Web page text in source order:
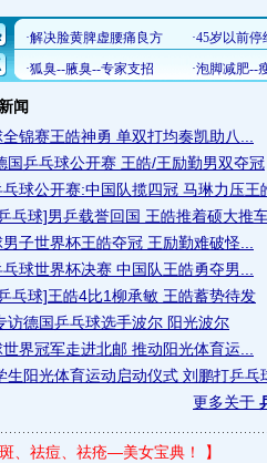
闻
锦赛王皓神勇 单双打均奏凯助八...
国乒乓球公开赛 王皓/王励勤男双夺冠
球公开赛:中国队揽四冠 马琳力压王
乓球]男乒载誉回国 王皓推着硕大推
子世界杯王皓夺冠 王励勤难破怪...
球世界杯决赛 中国队王皓勇夺男...
乓球]王皓4比1柳承敏 王皓蓄势待发
访德国乒乓球选手波尔 阳光波尔
界冠军走进北邮 推动阳光体育运...
生阳光体育运动启动仪式 刘鹏打乒乓
更多关于
、祛痘、祛疮—美女宝典！ 】